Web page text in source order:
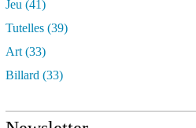
Jeu (41)
Tutelles (39)
Art (33)
Billard (33)